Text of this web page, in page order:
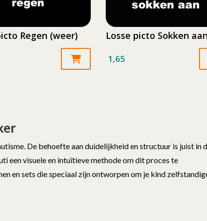
Regen (weer) Losse picto Sokken aan
1,65
De behoefte aan duidelijkheid en structuur is juist in
een visuele en intuïtieve methode om dit proces te
en sets die speciaal zijn ontworpen om je kind